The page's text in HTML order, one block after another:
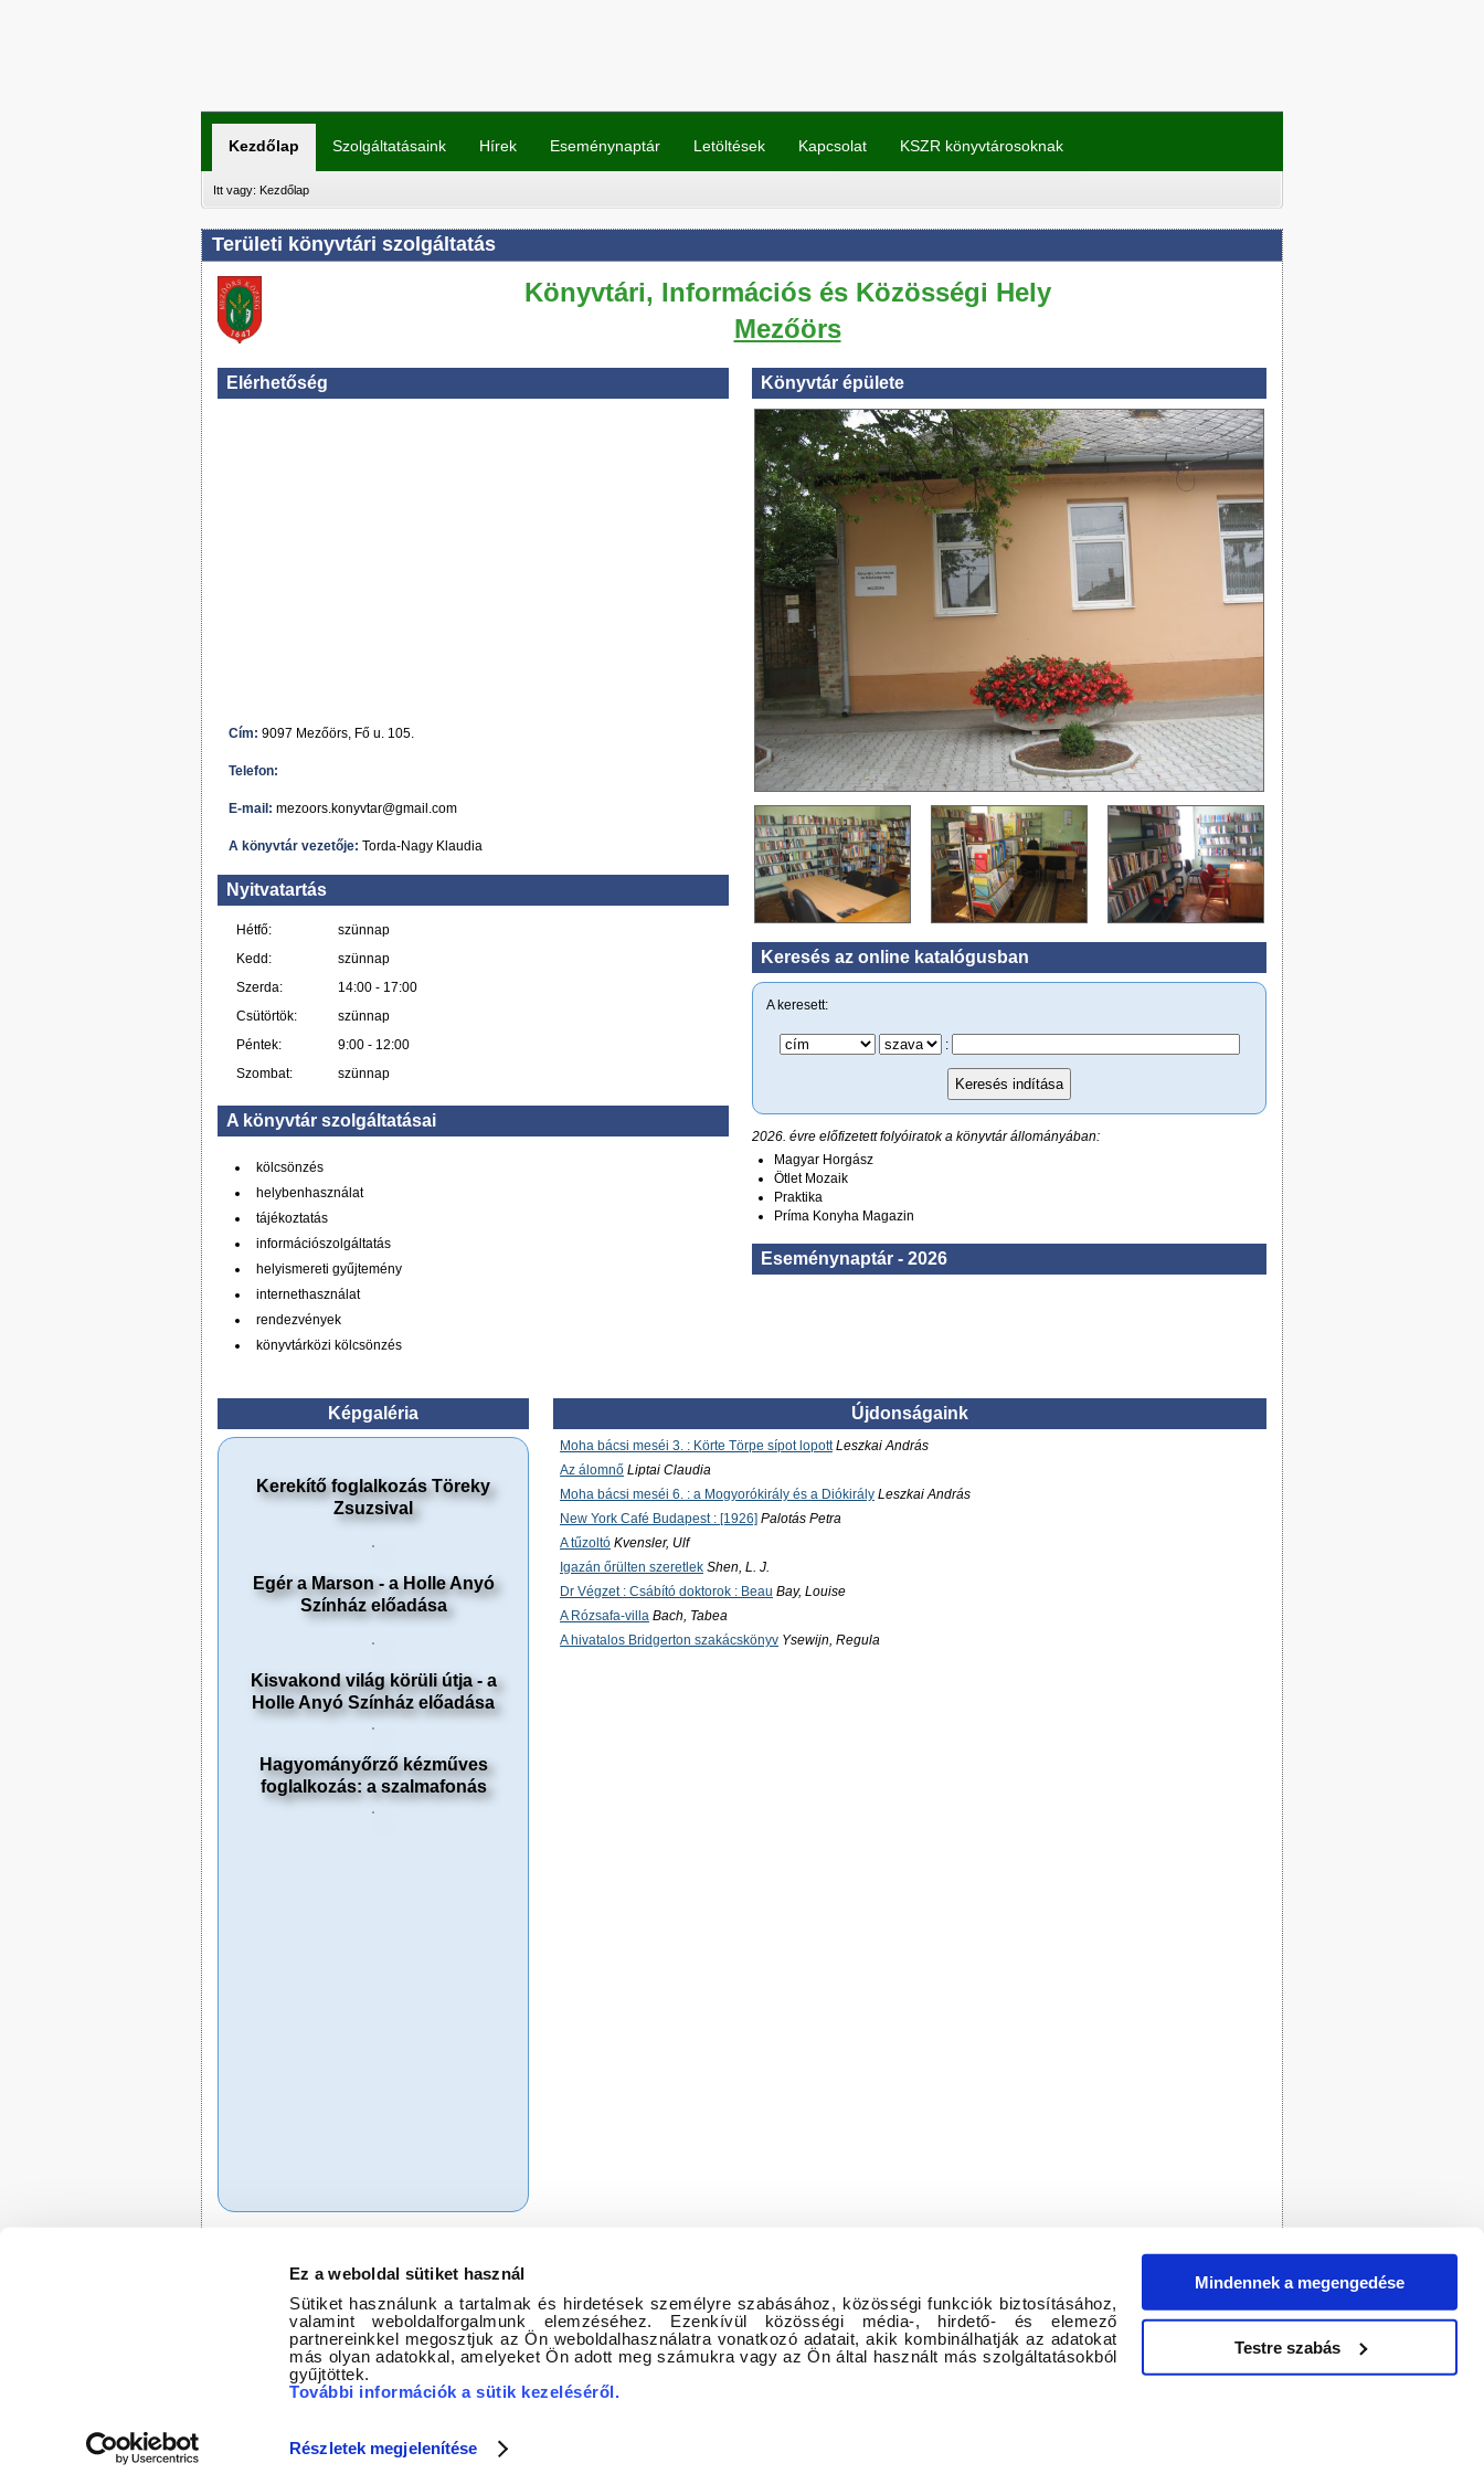
Ez a weboldal sütiket használ
Sütiket használunk a tartalmak és hirdetések személyre szabásához, közösségi funkciók biztosításához,
valamint weboldalforgalmunk elemzéséhez. Ezenkívül közösségi média-, hirdető- és elemező
partnereinkkel megosztjuk az Ön weboldalhasználatra vonatkozó adatait, akik kombinálhatják az adatokat
más olyan adatokkal, amelyeket Ön adott meg számukra vagy az Ön által használt más szolgáltatásokból
gyűjtöttek.
További információk a sütik kezeléséről.
Részletek megjelenítése
Mindennek a megengedése
Testre szabás
Kezdőlap Szolgáltatásaink Hírek Eseménynaptár Letöltések Kapcsolat KSZR könyvtárosoknak
Itt vagy: Kezdőlap
Területi könyvtári szolgáltatás
Könyvtári, Információs és Közösségi Hely
Mezőörs
Elérhetőség
Cím: 9097 Mezőörs, Fő u. 105.
Telefon:
E-mail: mezoors.konyvtar@gmail.com
A könyvtár vezetője: Torda-Nagy Klaudia
Nyitvatartás
Hétfő:
szünnap
Kedd:
szünnap
Szerda:
14:00 - 17:00
Csütörtök:
szünnap
Péntek:
9:00 - 12:00
Szombat:
szünnap
A könyvtár szolgáltatásai
kölcsönzés
helybenhasználat
tájékoztatás
információszolgáltatás
helyismereti gyűjtemény
internethasználat
rendezvények
könyvtárközi kölcsönzés
Könyvtár épülete
Keresés az online katalógusban
A keresett:
:
Keresés indítása
2026. évre előfizetett folyóiratok a könyvtár állományában:
Magyar Horgász
Ötlet Mozaik
Praktika
Príma Konyha Magazin
Eseménynaptár - 2026
Képgaléria
Kerekítő foglalkozás Töreky
Zsuzsival
Egér a Marson - a Holle Anyó
Színház előadása
Kisvakond világ körüli útja - a
Holle Anyó Színház előadása
Hagyományőrző kézműves
foglalkozás: a szalmafonás
Újdonságaink
Moha bácsi meséi 3. : Körte Törpe sípot lopottLeszkai András
Az álomnő Liptai Claudia
Moha bácsi meséi 6. : a Mogyorókirály és a Diókirály Leszkai András
New York Café Budapest : [1926] Palotás Petra
A tűzoltó Kvensler, Ulf
Igazán őrülten szeretlek Shen, L. J.
Dr Végzet : Csábító doktorok : Beau Bay, Louise
A Rózsafa-villa Bach, Tabea
A hivatalos Bridgerton szakácskönyv Ysewijn, Regula
A településsel kapcsolatos helyismereti információk, dokumentumok adatbázisainkban: